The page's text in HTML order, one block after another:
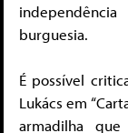
burguesia.
É possível
Lukács em
armadilha